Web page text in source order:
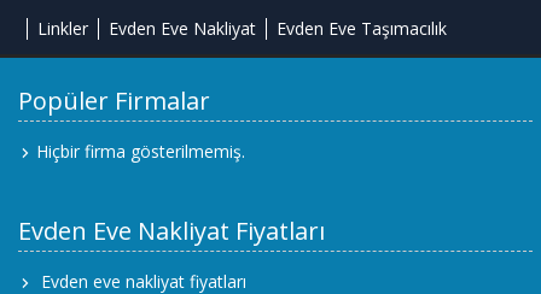
Linkler Evden Eve Nakliyat Evden Eve Taşımacılık
Popüler Firmalar
Hiçbir firma gösterilmemiş.
Evden Eve Nakliyat Fiyatları
Evden eve nakliyat fiyatları